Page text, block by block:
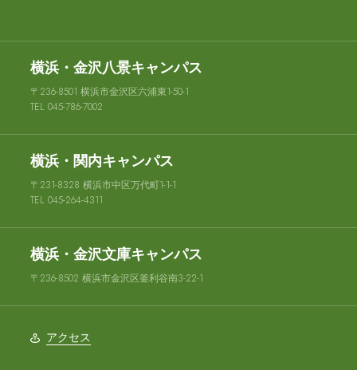
横浜・金沢八景キャンパス
〒236-8501 横浜市金沢区六浦東1-50-1
TEL 045-786-7002
横浜・関内キャンパス
〒231-8328 横浜市中区万代町1-1-1
TEL 045-264-4311
横浜・金沢文庫キャンパス
〒236-8502 横浜市金沢区釜利谷南3-22-1
アクセス